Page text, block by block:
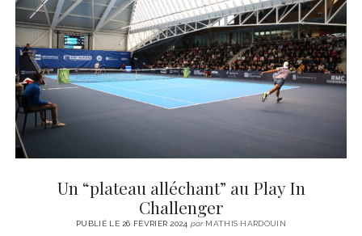
CINÉMA
LITTÉRATURE
ÉCONOMIE
SPORT
MÉDIAS
SANTÉ
instagram
emailemail-
form
Un “plateau alléchant” au Play In
Challenger
PUBLIÉ LE 26 FÉVRIER 2024 parMATHIS HARDOUIN